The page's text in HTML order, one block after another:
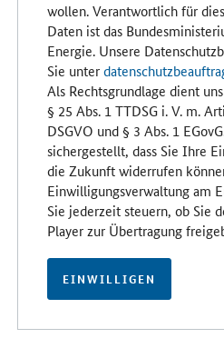
wollen. Verantwortlich für
Daten ist das
Energie. Unsere
Sie unter
Als Rechtsgrundlage dient
§ 25 Abs. 1 TTDSG i. V. m.
DSGVO und § 3 Abs. 1
sichergestellt, dass Sie Ihre
die Zukunft widerrufen
Einwilligungsverwaltung am
Sie jederzeit steuern, ob Sie
Player zur Übertragung
EINWILLIGEN